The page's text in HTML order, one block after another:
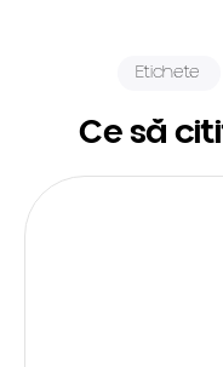
Etichete
Ce să